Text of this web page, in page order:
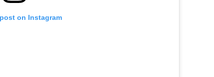
on Instagram